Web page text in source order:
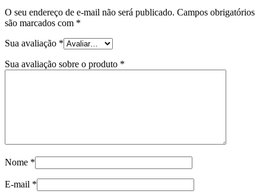
O seu endereço de e-mail não será publicado. Campos obrigatórios
são marcados com *
Sua avaliação *
Sua avaliação sobre o produto *
Nome *
E-mail *